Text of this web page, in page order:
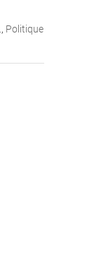
, Politique